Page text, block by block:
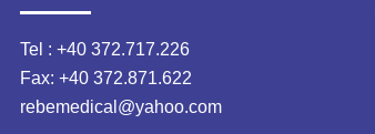
Tel : +40 372.717.226
Fax: +40 372.871.622
rebemedical@yahoo.com